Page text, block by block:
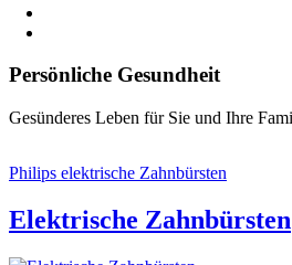
Persönliche Gesundheit
Gesünderes Leben für Sie und Ihre
Philips elektrische Zahnbürsten
Elektrische Zahnbürsten